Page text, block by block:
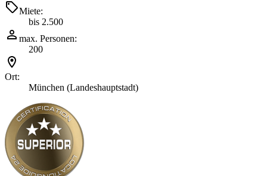
Miete:
bis 2.500
max. Personen:
200
Ort:
München (Landeshauptstadt)